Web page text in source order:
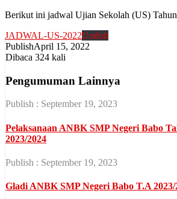
Berikut ini jadwal Ujian Sekolah (US)
JADWAL-US-2022Unduh
PublishApril 15, 2022
Dibaca 324 kali
Pengumuman Lainnya
Publish : September 19, 2023
Pelaksanaan ANBK SMP Negeri Babo
2023/2024
Publish : September 19, 2023
Gladi ANBK SMP Negeri Babo T.A 2023/